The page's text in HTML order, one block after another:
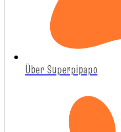
Über Superpipapo